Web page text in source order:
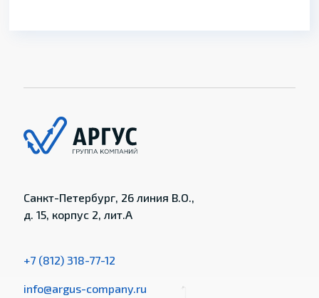
Санкт-Петербург, 26 линия В.О.,
д. 15, корпус 2, лит.А
+7 (812) 318-77-12
info@argus-company.ru